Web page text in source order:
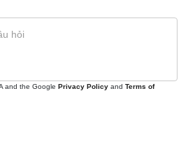
and the Google Privacy Policy and Terms of